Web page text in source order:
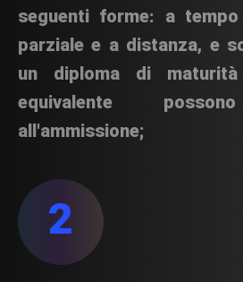
seguenti forme: a
parziale e a distanza, e
un diploma di
equivalente
all'ammissione;
2